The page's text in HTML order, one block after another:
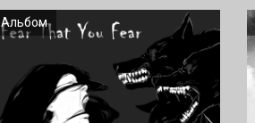
Альбом